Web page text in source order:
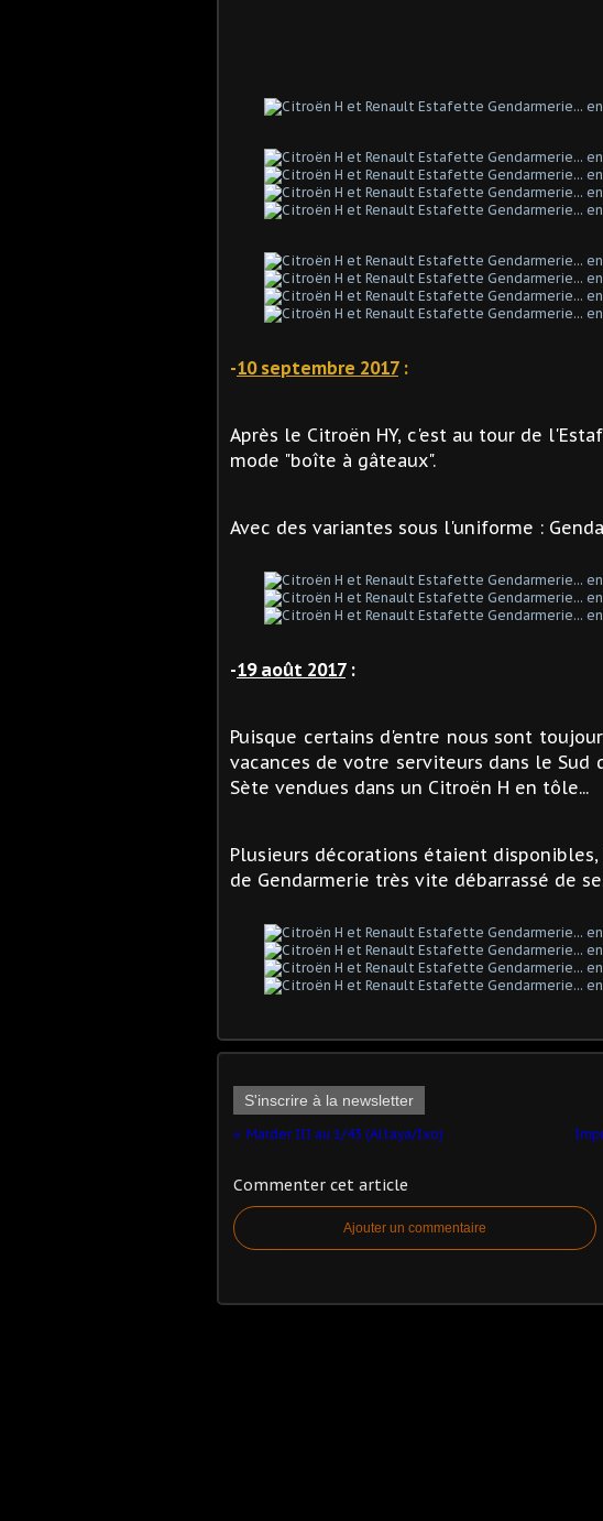
-10 septembre 2017:
Après le Citroën HY, c'est au tour de
mode "boîte à gâteaux".
Avec des variantes sous l'uniforme :
-19 août 2017:
Puisque certains d'entre nous sont
vacances de votre serviteurs dans le Sud
Sète vendues dans un Citroën H en tôle...
Plusieurs décorations étaient
de Gendarmerie très vite débarrassé de
S'inscrire à la newsletter
Marder III au 1/43 (Altaya/Ixo)
Commenter cet article
Ajouter un commentaire